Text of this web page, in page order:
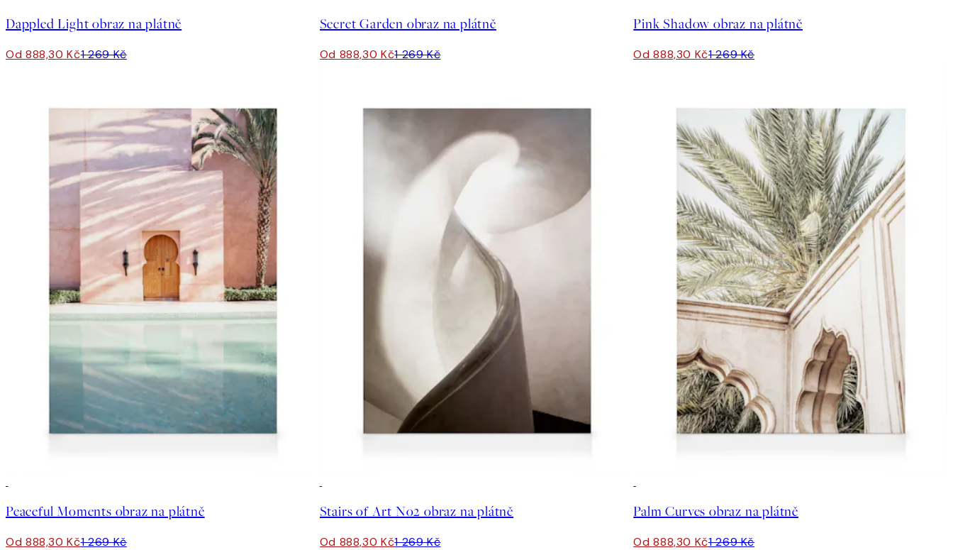
Dappled Light obraz na plátně
Od 888,30 Kč1 269 Kč
Secret Garden obraz na plátně
Od 888,30 Kč1 269 Kč
Pink Shadow obraz na plátně
Od 888,30 Kč1 269 Kč
Peaceful Moments obraz na plátně
Od 888,30 Kč1 269 Kč
Stairs of Art No2 obraz na plátně
Od 888,30 Kč1 269 Kč
Palm Curves obraz na plátně
Od 888,30 Kč1 269 Kč